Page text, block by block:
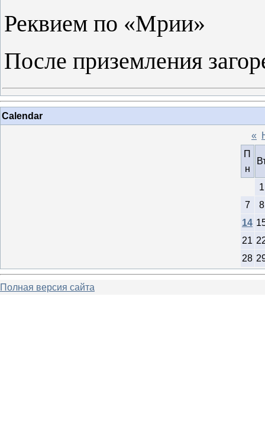
Реквием по «Мрии»
После приземления
Calendar
«
П
н
1
7
8
14
21
28
Полная версия сайта